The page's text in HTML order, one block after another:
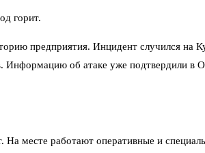
горит.
предприятия. Инцидент случился на
об атаке уже подтвердили в
месте работают оперативные и